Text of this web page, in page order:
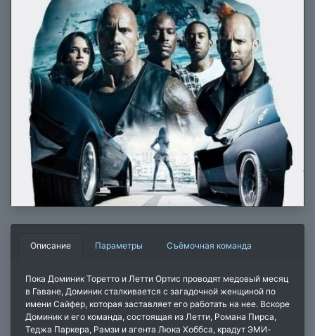
Описание Параметры Съёмочная команда
Пока Доминик Торетто и Летти Ортис проводят медовый месяц
в Гаване, Доминик сталкивается с загадочной женщиной по
имени Сайфер, которая заставляет его работать на нее. Вскоре
Доминик и его команда, состоящая из Летти, Романа Пирса,
Теджа Паркера, Рамзи и агента Люка Хоббса, крадут ЭМИ-